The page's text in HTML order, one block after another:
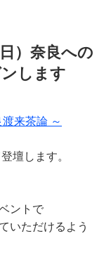
）奈良への
します
来茶論 ～
壇します。
ントで
いただけるよう